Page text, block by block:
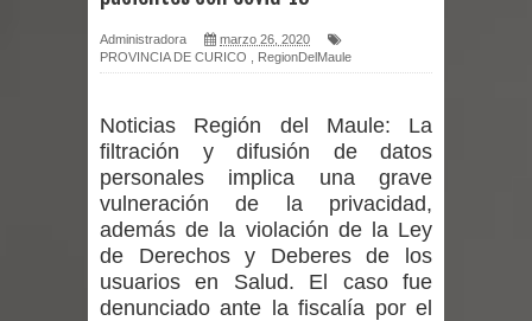
2026 en Talca
reforzar medidas y consulta oportuna
Matrimonios Linarenses Celebraron
Bodas de Oro
Departamento Comunal de Salud de
Administradora
marzo 26, 2020
PROVINCIA DE CURICO
RegionDelMaule
Noticias Región del Maule: La
filtración y difusión de datos
personales implica una grave
vulneración de la privacidad,
además de la violación de la Ley
de Derechos y Deberes de los
usuarios en Salud. El caso fue
denunciado ante la fiscalía por el